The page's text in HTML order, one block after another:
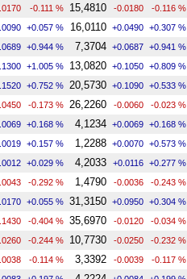
-0.111 % 15,4810 -0.0180 -0.116 %
+0.057 % 16,0110 +0.0490 +0.307 %
+0.944 % 7,3704 +0.0687 +0.941 %
+1.005 % 13,0820 +0.1050 +0.809 %
+0.752 % 20,5730 +0.1090 +0.533 %
-0.173 % 26,2260 -0.0060 -0.023 %
+0.168 % 4,1234 +0.0069 +0.168 %
+0.157 % 1,2288 +0.0070 +0.573 %
+0.029 % 4,2033 +0.0116 +0.277 %
-0.292 % 1,4790 -0.0036 -0.243 %
+0.055 % 31,3150 +0.0950 +0.304 %
-0.404 % 35,6970 -0.0120 -0.034 %
-0.244 % 10,7730 -0.0250 -0.232 %
-0.114 % 3,3392 -0.0039 -0.117 %